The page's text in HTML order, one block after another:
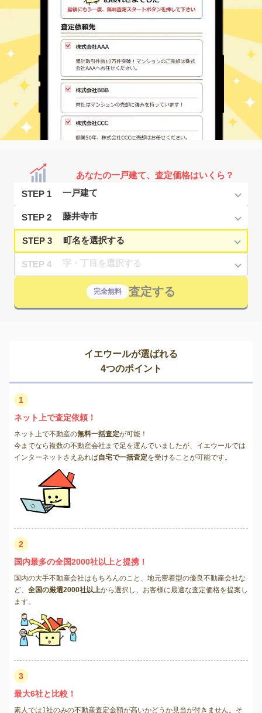
あなたの一戸建て、査定価格はいくら？
STEP 1
STEP 2
STEP 3
STEP 4
完全無料 査定する
イエウールが選ばれる
4つのポイント
1
ネット上で査定依頼！
ネット上で不動産の無料一括査定が可能！
今までなら複数の不動産会社まで足を運んでいましたが、イエウールでは
インターネットさえあれば自宅で一括査定を受けることが可能です。
2
国内最多の全国2000社以上と提携！
国内の大手不動産会社はもちろんのこと、地元密着型の優良不動産会社な
ど、 全国の厳選2000社以上から選択し、お客様に最適な査定価格を提案し
ます。
3
最大6社と比較！
素人では1社のみの不動産査定金額が高いかどうか見当が付きません。そ